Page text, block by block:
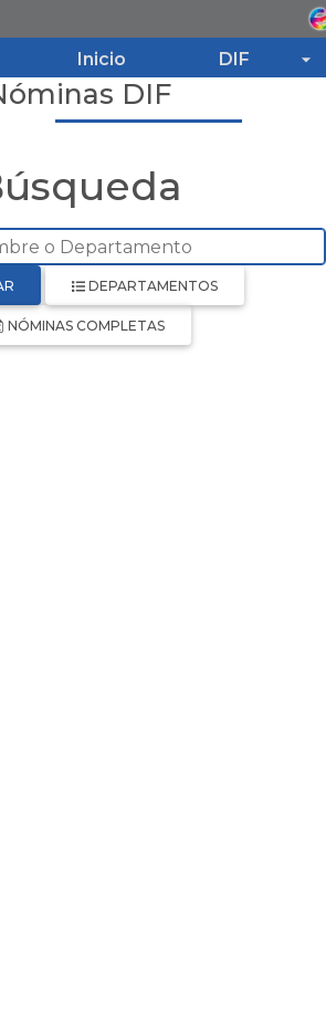
Inicio DIF
Inicio
DIF
Programas
Noticias
DIF
DEPARTAMENTOS
NÓMINAS COMPLETAS